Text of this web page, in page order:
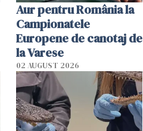
Aur pentru România la
Campionatele
Europene de canotaj de
la Varese
02 AUGUST 2026